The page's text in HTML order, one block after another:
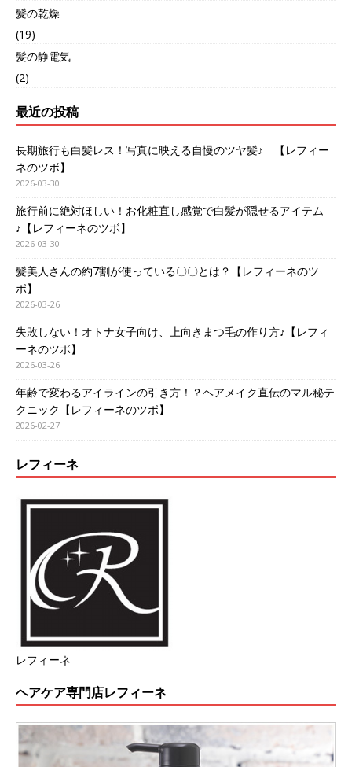
髪の乾燥
(19)
髪の静電気
(2)
最近の投稿
長期旅行も白髪レス！写真に映える自慢のツヤ髪♪ 【レフィー
ネのツボ】
2026-03-30
旅行前に絶対ほしい！お化粧直し感覚で白髪が隠せるアイテム
♪【レフィーネのツボ】
2026-03-30
髪美人さんの約7割が使っている〇〇とは？【レフィーネのツ
ボ】
2026-03-26
失敗しない！オトナ女子向け、上向きまつ毛の作り方♪【レフィ
ーネのツボ】
2026-03-26
年齢で変わるアイラインの引き方！？ヘアメイク直伝のマル秘テ
クニック【レフィーネのツボ】
2026-02-27
レフィーネ
レフィーネ
ヘアケア専門店レフィーネ